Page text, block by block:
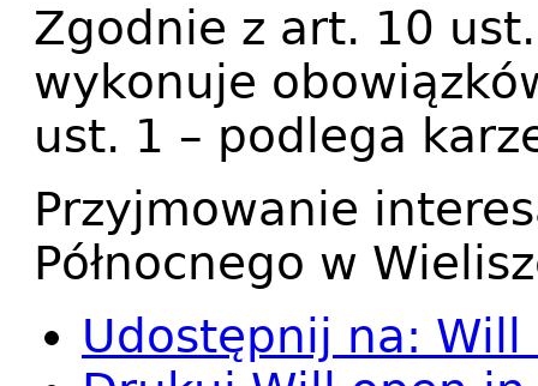
Zgodnie z art. 10
wykonuje
ust. 1 – podlega
Przyjmowanie
Północnego w
Udostępnij na: Will